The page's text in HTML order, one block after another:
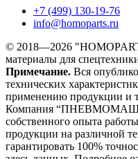
+7 (499) 130-19-76
info@homoparts.ru
© 2018—2026
материалы для
Примечание. Вся
технических
применению продукции и
Компания “ПНЕВМОМАШ”
собственного опыта
продукции на различной
гарантировать 100%